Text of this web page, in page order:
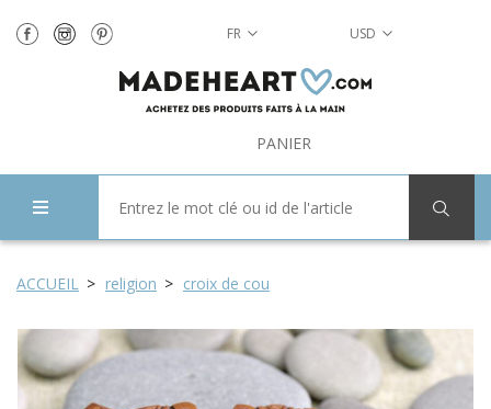
FR USD
PANIER
ACCUEIL religion croix de cou